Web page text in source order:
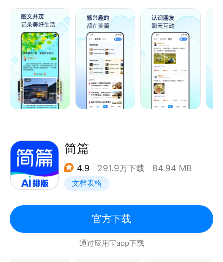
多彩。
- 海量模版、丰富音乐、百变字体，让创作更生动
厌倦了单调的黑白文字？不妨尝试为你的文章添加精美
模板，搭配动人音乐，挑选别致字体。节日、日常生
活、亲子、旅行……无数款式的模板随心选，热门金
曲、经典老歌、抒情音乐，丰富音乐库满足不同场景需
- 兴趣交友，发现有缘之人
摄影、旅游、时尚爱美、琴棋书画、文学、艺术、运动
锻炼……在美篇，你将找到与你兴趣相投的知己。不再
孤单追逐，有了志同道合的伙伴，一起探索兴趣的乐
- 便捷分享，即刻传递情感
一键分享到微信、朋友圈、微博等社交平台，让你的精
彩瞬间轻松传递。与朋友们分享你的故事，迎来他们的
简篇
4.9 291.9万下载 84.94 MB
文档表格
官方下载
通过应用宝app下载